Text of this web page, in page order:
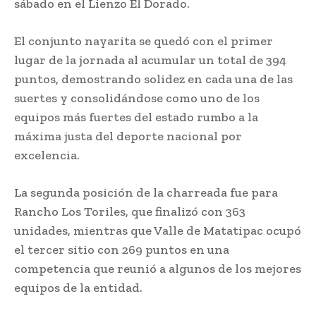
sábado en el Lienzo El Dorado.
El conjunto nayarita se quedó con el primer
lugar de la jornada al acumular un total de 394
puntos, demostrando solidez en cada una de las
suertes y consolidándose como uno de los
equipos más fuertes del estado rumbo a la
máxima justa del deporte nacional por
excelencia.
La segunda posición de la charreada fue para
Rancho Los Toriles, que finalizó con 363
unidades, mientras que Valle de Matatipac ocupó
el tercer sitio con 269 puntos en una
competencia que reunió a algunos de los mejores
equipos de la entidad.